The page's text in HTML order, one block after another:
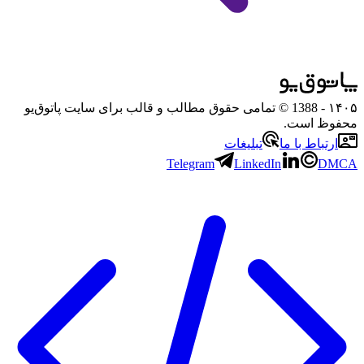
۱۴۰۵
- 1388 © تمامی حقوق مطالب و قالب برای سایت پاتوق‌یو
محفوظ است.
ارتباط با ما
تبلیغات
Telegram
LinkedIn DMCA